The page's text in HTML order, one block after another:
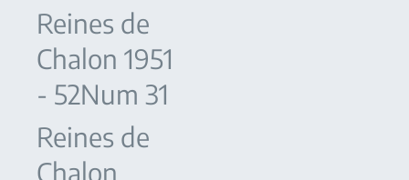
Reines de
Chalon 1951
- 52Num 31
Reines de
Chalon